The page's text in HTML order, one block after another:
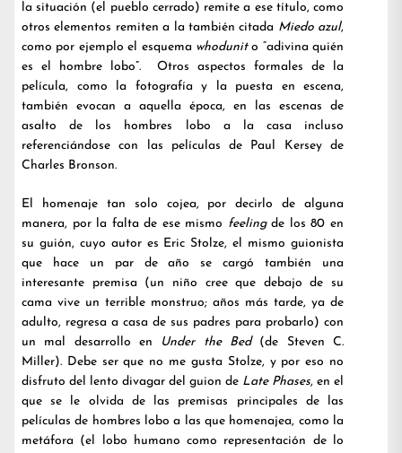
la situación (el pueblo cerrado) remite a ese título, como
otros elementos remiten a la también citada Miedo azul,
como por ejemplo el esquema whodunito “adivina quién
es el hombre lobo”. Otros aspectos formales de la
película, como la fotografía y la puesta en escena,
también evocan a aquella época, en las escenas de
asalto de los hombres lobo a la casa incluso
referenciándose con las películas de Paul Kersey de
Charles Bronson.
El homenaje tan solo cojea, por decirlo de alguna
manera, por la falta de ese mismo feelingde los 80 en
su guión, cuyo autor es Eric Stolze, el mismo guionista
que hace un par de año se cargó también una
interesante premisa (un niño cree que debajo de su
cama vive un terrible monstruo; años más tarde, ya de
adulto, regresa a casa de sus padres para probarlo) con
un mal desarrollo en
Under the Bed(de Steven C.
Miller). Debe ser que no me gusta Stolze, y por eso no
disfruto del lento divagar del guion de Late Phases, en el
que se le olvida de las premisas principales de las
películas de hombres lobo a las que homenajea, como la
metáfora (el lobo humano como representación de lo